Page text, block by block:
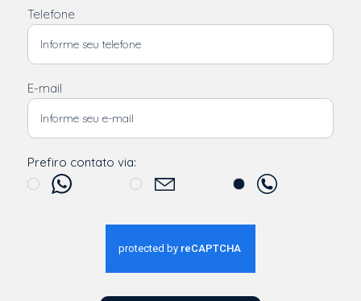
Telefone
E-mail
Prefiro contato via: